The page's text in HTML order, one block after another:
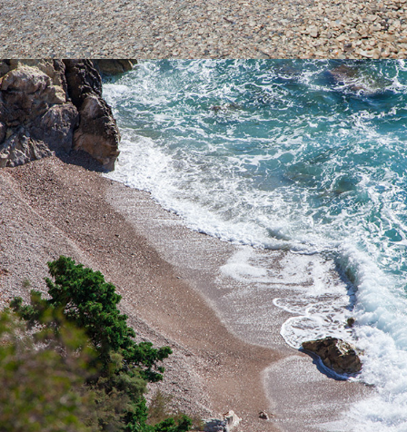
PLAŽA PIZDICA
Plaža Pizdica jedna je od najljepših plaža unutar komiške uvale.
Idealna je za cijelodnevni izlet obitelji s djecom u vrijeme vrućih
ljetnih dana. Bogata je prirodnim izvorima vode. Vožnja do plaže
traje 5 minuta iz Komiže.
x